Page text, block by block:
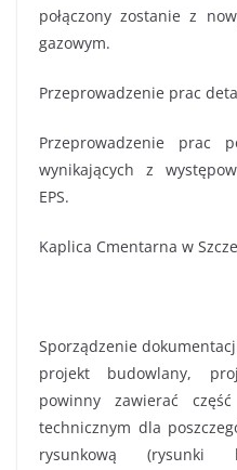
połączony zostanie z
gazowym.
Przeprowadzenie prac
Przeprowadzenie prac
wynikających z
EPS.
Kaplica Cmentarna w
Sporządzenie
projekt budowlany,
powinny zawierać
technicznym dla
rysunkową (rysunki